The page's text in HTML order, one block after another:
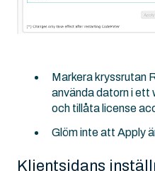
Markera kryssrutan
använda datorn i ett
och tillåta license
Glöm inte att Apply
Klientsidans